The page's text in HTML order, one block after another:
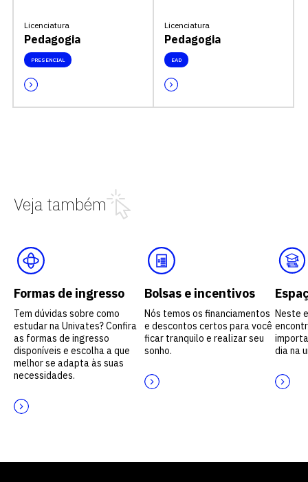
Licenciatura
Pedagogia
PRESENCIAL
Licenciatura
Pedagogia
EAD
Veja também
Formas de ingresso
Tem dúvidas sobre como
estudar na Univates? Confira
as formas de ingresso
disponíveis e escolha a que
melhor se adapta às suas
necessidades.
Bolsas e incentivos
Nós temos os financiamentos
e descontos certos para você
ficar tranquilo e realizar seu
sonho.
Neste
dia na